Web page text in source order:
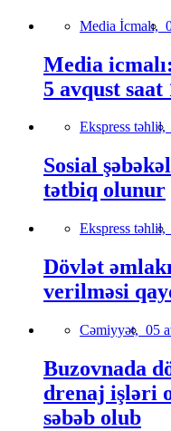
Media İcmalı,
Media
5 avqust saat
Ekspress təhlil,
Sosial
tətbiq olunur
Ekspress təhlil,
Dövlət
verilməsi
Cəmiyyət, 05
Buzovnada
drenaj işləri
səbəb olub